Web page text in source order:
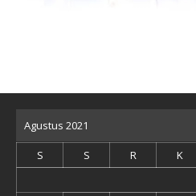
Agustus 2021
S S R K